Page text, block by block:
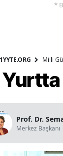
*
Milli
Prof. Dr.
Merkez Başkanı